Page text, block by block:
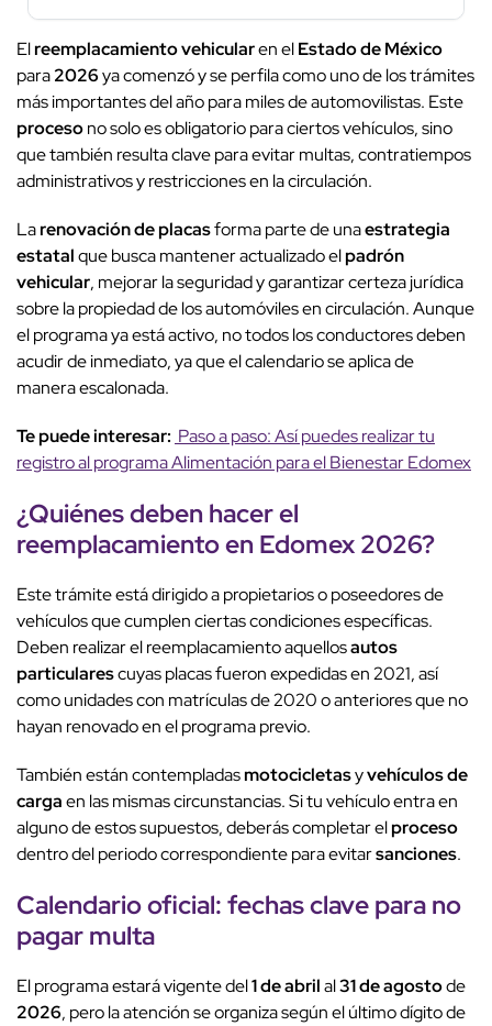
Elreemplacamiento vehicularen elEstado de México
para2026ya comenzó y se perfila como uno de los trámites
más importantes del año para miles de automovilistas. Este
procesono solo es obligatorio para ciertos vehículos, sino
que también resulta clave para evitar multas, contratiempos
administrativos y restricciones en la circulación.
Larenovación de placasforma parte de unaestrategia
estatalque busca mantener actualizado elpadrón
vehicular, mejorar la seguridad y garantizar certeza jurídica
sobre la propiedad de los automóviles en circulación. Aunque
el programa ya está activo, no todos los conductores deben
acudir de inmediato, ya que el calendario se aplica de
manera escalonada.
Te puede interesar: Paso a paso: Así puedes realizar tu
registro al programa Alimentación para el Bienestar Edomex
¿Quiénes deben hacer el
reemplacamiento en Edomex2026?
Este trámite está dirigido a propietarios o poseedores de
vehículos que cumplen ciertas condiciones específicas.
Deben realizar el reemplacamiento aquellosautos
particularescuyas placas fueron expedidas en 2021, así
como unidades con matrículas de 2020 o anteriores que no
hayan renovado en el programa previo.
También están contempladasmotocicletasyvehículos de
cargaen las mismas circunstancias. Si tu vehículo entra en
alguno de estos supuestos, deberás completar elproceso
dentro del periodo correspondiente para evitarsanciones.
Calendario oficial:fechas claveparano
pagar multa
El programa estará vigente del1 de abrilal31 de agostode
2026, pero la atención se organiza según el último dígito de